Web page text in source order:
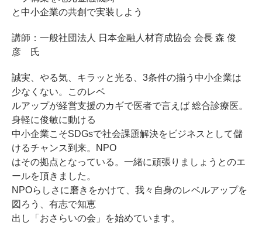
と中小企業の共創で実装しよう
講師：一般社団法人 日本金融人材育成協会 会長 森 俊
彦 氏
誠実、やる気、キラッと光る、3条件の揃う中小企業は
少なくない。このレベ
ルアップが経営支援のカギで医者で言えば 総合診療医。
身軽に俊敏に動ける
中小企業こそSDGsで社会課題解決をビジネスとして儲
けるチャンス到来。NPO
はその拠点となっている。一緒に頑張りましょうとのエ
ールを頂きました。
NPOらしさに磨きをかけて、我々自身のレベルアップを
図ろう、有志で知恵
出し「おさらいの会」を始めています。